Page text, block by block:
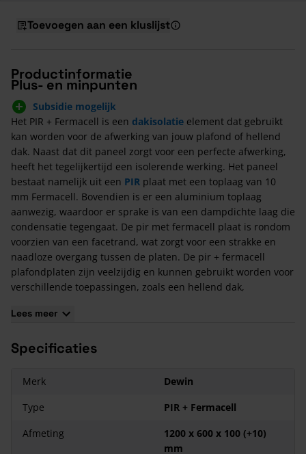
Toevoegen aan een kluslijst
Productinformatie
Plus- en minpunten
Subsidie mogelijk
Het PIR + Fermacell is een dakisolatie element dat gebruikt
kan worden voor de afwerking van jouw plafond of hellend
dak. Naast dat dit paneel zorgt voor een perfecte afwerking,
heeft het tegelijkertijd een isolerende werking. Het paneel
bestaat namelijk uit een PIR plaat met een toplaag van 10
mm Fermacell. Bovendien is er een aluminium toplaag
aanwezig, waardoor er sprake is van een dampdichte laag die
condensatie tegengaat. De pir met fermacell plaat is rondom
voorzien van een facetrand, wat zorgt voor een strakke en
naadloze overgang tussen de platen. De pir + fermacell
plafondplaten zijn veelzijdig en kunnen gebruikt worden voor
verschillende toepassingen, zoals een hellend dak,
De panelen zijn 1200 mm lang.
De PIR-isolatie met een dampremmende aluminiumfolie
Op aanvraag is het mogelijk om andere maten of diktes
Fermacell, isolatie of randafwerking te bestellen.
Lees meer
Specificaties
Merk
Dewin
Type
PIR + Fermacell
Afmeting
1200 x 600 x 100 (+10)
mm